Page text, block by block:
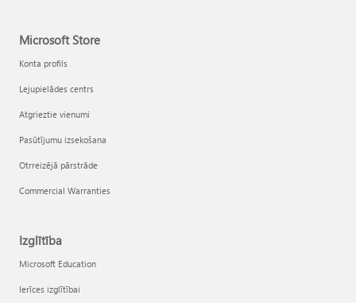
Microsoft Store
Konta profils
Lejupielādes centrs
Atgrieztie vienumi
Pasūtījumu izsekošana
Otrreizējā pārstrāde
Commercial Warranties
Izglītība
Microsoft Education
Ierīces izglītībai